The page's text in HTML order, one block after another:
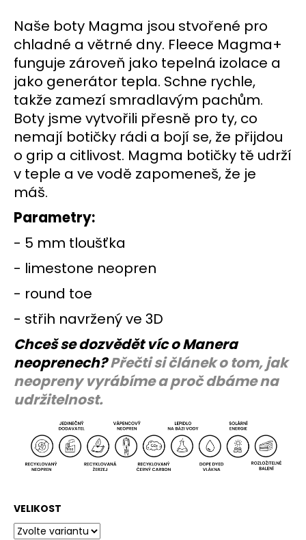
Naše boty Magma jsou stvořené pro
chladné a větrné dny. Fleece Magma+
funguje zároveň jako tepelná izolace a
jako generátor tepla. Schne rychle,
takže zamezí smradlavým pachům.
Boty jsme vytvořili přesně pro ty, co
nemají botičky rádi a bojí se, že přijdou
o grip a citlivost. Magma botičky tě udrží
v teple a ve vodě zapomeneš, že je
máš.
Parametry:
- 5 mm tloušťka
- limestone neopren
- round toe
- střih navržený ve 3D
Chceš se dozvědět víc o Manera
neoprenech?Přečti si článek o tom, jak
neopreny vyrábíme a proč dbáme na
udržitelnost.
VELIKOST
u
j
e
m
e